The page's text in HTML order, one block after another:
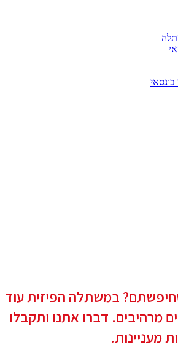
במשתלה הפיזית עוד
מרהיבים. דברו אתנו ותקבלו
מעניינות.